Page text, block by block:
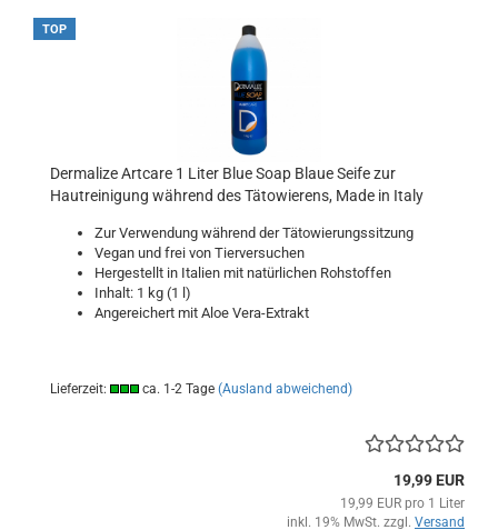
TOP
Dermalize Artcare 1 Liter Blue Soap Blaue Seife zur
Hautreinigung während des Tätowierens, Made in Italy
Zur Verwendung während der Tätowierungssitzung
Vegan und frei von Tierversuchen
Hergestellt in Italien mit natürlichen Rohstoffen
Inhalt: 1 kg (1 l)
Angereichert mit Aloe Vera-Extrakt
Lieferzeit: ca. 1-2 Tage (Ausland abweichend)
19,99 EUR
19,99 EUR pro 1 Liter
inkl. 19% MwSt. zzgl. Versand